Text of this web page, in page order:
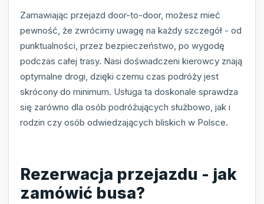
Zamawiając przejazd door-to-door, możesz mieć
pewność, że zwrócimy uwagę na każdy szczegół - od
punktualności, przez bezpieczeństwo, po wygodę
podczas całej trasy. Nasi doświadczeni kierowcy znają
optymalne drogi, dzięki czemu czas podróży jest
skrócony do minimum. Usługa ta doskonale sprawdza
się zarówno dla osób podróżujących służbowo, jak i
rodzin czy osób odwiedzających bliskich w Polsce.
Rezerwacja przejazdu - jak
zamówić busa?